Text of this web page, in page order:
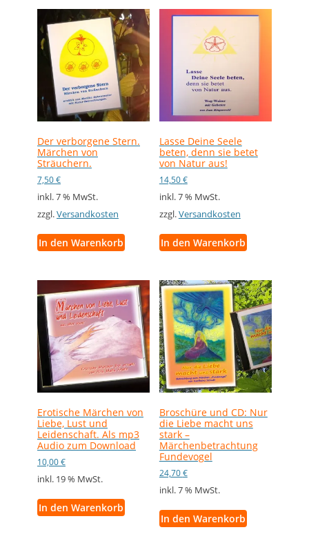
Der verborgene Stern.
Märchen von
Sträuchern.
7,50€
inkl. 7 % MwSt.
zzgl.Versandkosten
In den Warenkorb
Lasse Deine Seele
beten, denn sie betet
von Natur aus!
14,50€
inkl. 7 % MwSt.
zzgl.Versandkosten
In den Warenkorb
Erotische Märchen von
Liebe, Lust und
Leidenschaft. Als mp3
Audio zum Download
10,00€
inkl. 19 % MwSt.
In den Warenkorb
Broschüre und CD: Nur
die Liebe macht uns
stark –
Märchenbetrachtung
Fundevogel
24,70€
inkl. 7 % MwSt.
In den Warenkorb